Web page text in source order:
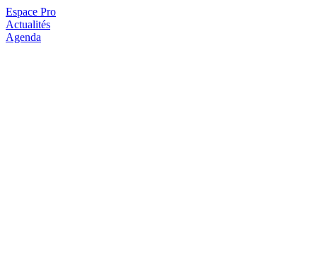
Espace Pro
Actualités
Agenda